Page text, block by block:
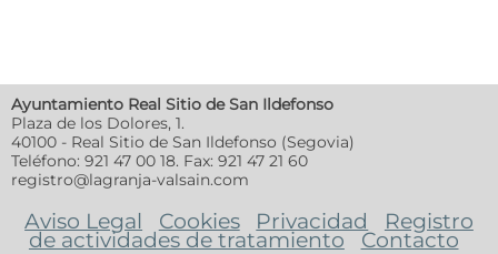
Ayuntamiento Real Sitio de San Ildefonso
Plaza de los Dolores, 1.
40100 - Real Sitio de San Ildefonso (Segovia)
Teléfono: 921 47 00 18. Fax: 921 47 21 60
registro@lagranja-valsain.com
Aviso Legal Cookies Privacidad Registro
de actividades de tratamiento Contacto